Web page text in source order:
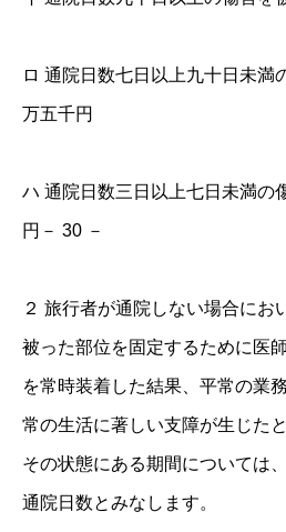
ロ 通院日数七日以上九十日未満
万五千円
ハ 通院日数三日以上七日未満の
円－ 30 －
２ 旅行者が通院しない場合にお
被った部位を固定するために医
を常時装着した結果、平常の業
常の生活に著しい支障が生じた
その状態にある期間については
通院日数とみなします。